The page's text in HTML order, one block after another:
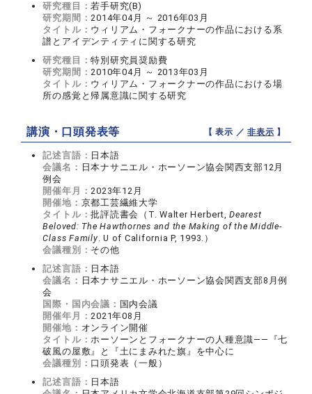
研究種目：若手研究(B)
研究期間：2014年04月 ～ 2016年03月
タイトル： ウィリアム・フォークナーの作品における系
譜とアイデンティティに関する研究
研究種目：特別研究員奨励費
研究期間：2010年04月 ～ 2013年03月
タイトル： ウィリアム・フォークナーの作品における場
所の感覚と帰属意識に関する研究
講演・口頭発表等 【 表示 ／非表示 】
記述言語： 日本語
会議名： 日本ナサニエル・ホーソーン協会関西支部12月
例会
開催年月：2023年12月
開催地： 京都工芸繊維大学
タイトル：批評読書会（T. Walter Herbert,Dearest
Beloved: The Hawthornes and the Making of the Middle-
Class Family. U of California P, 1993.）
会議種別： その他
記述言語： 日本語
会議名： 日本ナサニエル・ホーソーン協会関西支部8月例
会
国際・国内会議： 国内会議
開催年月：2021年08月
開催地： オンライン開催
タイトル：ホーソーンとフォークナーの人種意識――『七
破風の屋敷』と『土にまみれた旗』を中心に
会議種別： 口頭発表（一般）
記述言語： 日本語